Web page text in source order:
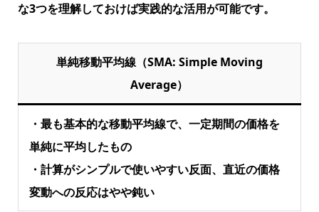
な3つを理解しておけば実践的な活用が可能です。
単純移動平均線（SMA: Simple Moving
Average）
・最も基本的な移動平均線で、一定期間の価格を
単純に平均したもの
・計算がシンプルで使いやすい反面、直近の価格
変動への反応はやや鈍い